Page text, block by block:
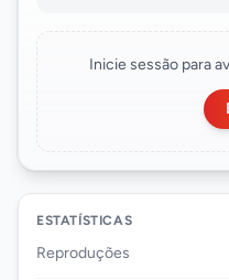
Inicie sessão para
ESTATÍSTICAS
Reproduções